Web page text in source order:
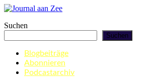
Zum
springen
Journal aan Zee
Suchen
Suchen
Blogbeiträge
Abonnieren
Podcastarchiv